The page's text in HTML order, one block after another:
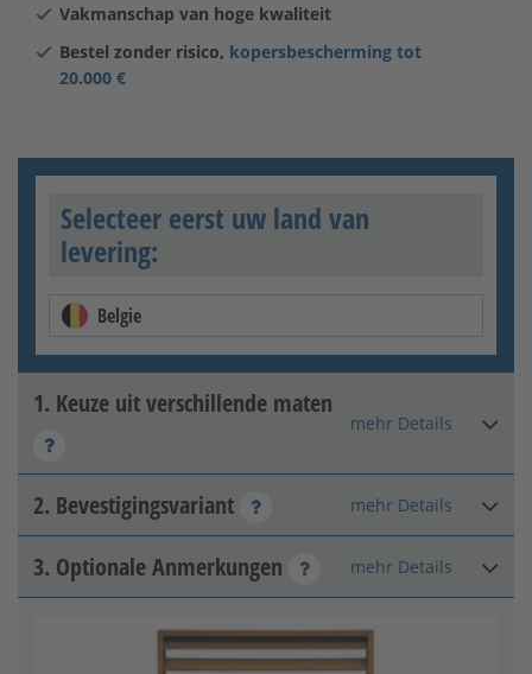
Vakmanschap van hoge kwaliteit
Bestel zonder risico, kopersbescherming tot
20.000 €
Selecteer eerst uw land van
levering:
Belgie
1. Keuze uit verschillende maten
mehr Details
2. Bevestigingsvariant mehr Details
Om in beton vast te zetten
3. Optionale Anmerkungen mehr Details
Optionale Anmerkungen